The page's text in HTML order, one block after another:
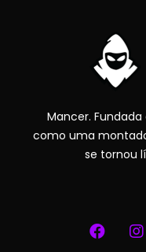
Mancer.
como uma
se tornou